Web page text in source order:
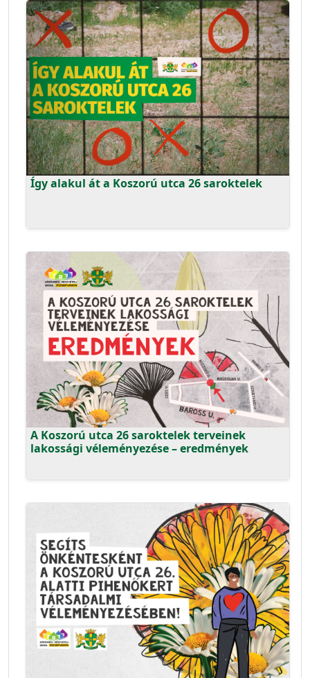
Így alakul át a Koszorú utca 26 saroktelek
A Koszorú utca 26 saroktelek terveinek
lakossági véleményezése – eredmények